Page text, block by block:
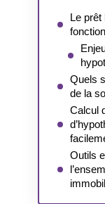
Le prêt
Quels
de la
Calcul
Outils